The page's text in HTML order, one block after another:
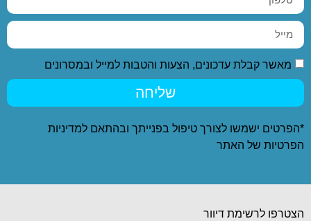
מאשר קבלת עדכונים, הצעות והטבות למייל ובמסרונים
שליחה
*הפרטים ישמשו לצורך טיפול בפנייתך ובהתאם למדיניות
הפרטיות של האתר
הצטרפו לרשימת דיוור